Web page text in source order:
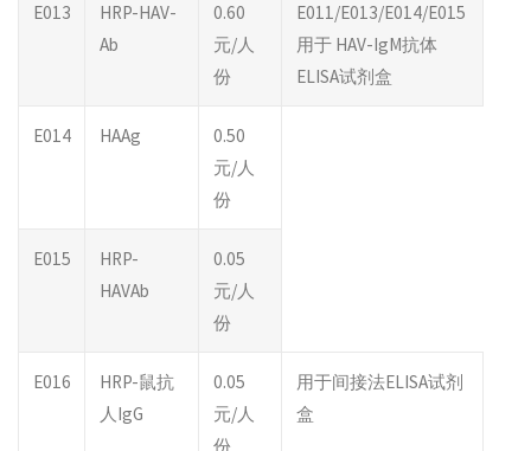
E013
HRP-HAV-
Ab
0.60
元/人
份
E011/E013/E014/E015
用于 HAV-IgM抗体
ELISA试剂盒
E014 HAAg
0.50
元/人
份
E015
HRP-
HAVAb
0.05
元/人
份
E016
HRP-鼠抗
人IgG
0.05
元/人
份
用于间接法ELISA试剂
盒